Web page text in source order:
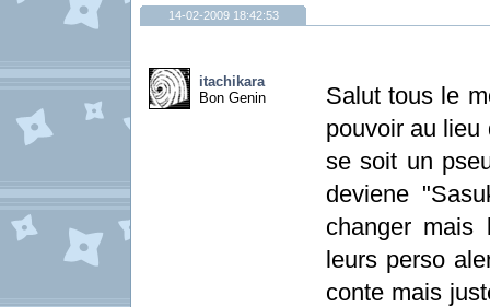
14-02-2009 18:42:53
itachikara
Bon Genin
Salut tous le
pouvoir au lieu
se soit un
deviene
changer
leurs perso
conte mais